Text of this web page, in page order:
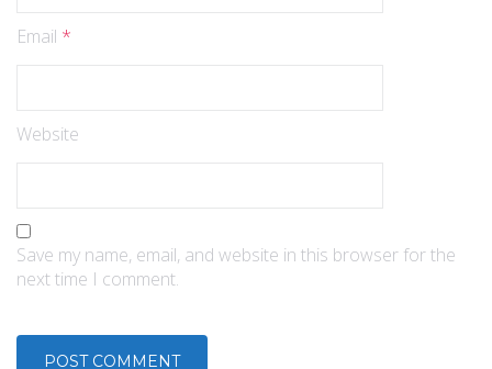
Email *
Website
Save my name, email, and website in this browser for the
next time I comment.